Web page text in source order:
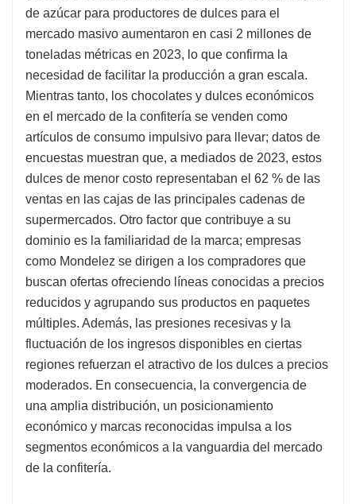
de azúcar para productores de dulces para el
mercado masivo aumentaron en casi 2 millones de
toneladas métricas en 2023, lo que confirma la
necesidad de facilitar la producción a gran escala.
Mientras tanto, los chocolates y dulces económicos
en el mercado de la confitería se venden como
artículos de consumo impulsivo para llevar; datos de
encuestas muestran que, a mediados de 2023, estos
dulces de menor costo representaban el 62 % de las
ventas en las cajas de las principales cadenas de
supermercados. Otro factor que contribuye a su
dominio es la familiaridad de la marca; empresas
como Mondelez se dirigen a los compradores que
buscan ofertas ofreciendo líneas conocidas a precios
reducidos y agrupando sus productos en paquetes
múltiples. Además, las presiones recesivas y la
fluctuación de los ingresos disponibles en ciertas
regiones refuerzan el atractivo de los dulces a precios
moderados. En consecuencia, la convergencia de
una amplia distribución, un posicionamiento
económico y marcas reconocidas impulsa a los
segmentos económicos a la vanguardia del mercado
de la confitería.